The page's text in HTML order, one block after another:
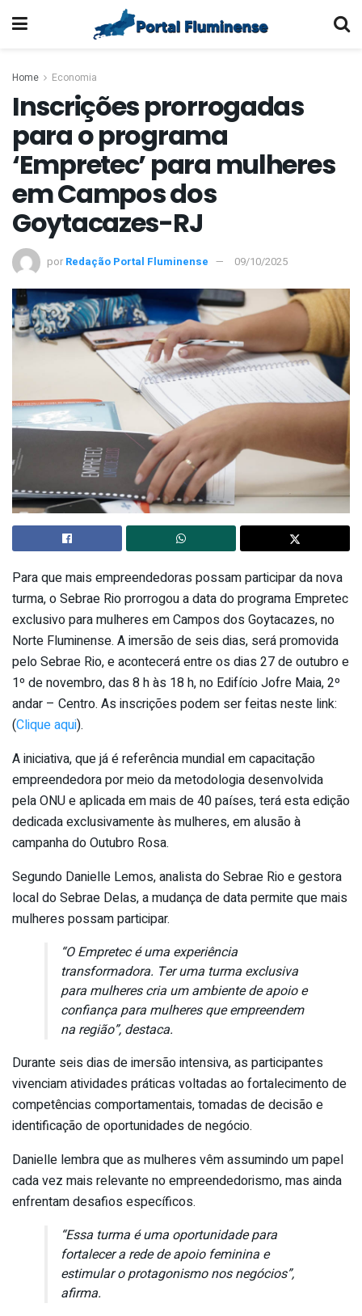
Home Economia
Inscrições prorrogadas
para o programa
‘Empretec’ para mulheres
em Campos dos
Goytacazes-RJ
por Redação Portal Fluminense 09/10/2025
Para que mais empreendedoras possam participar da nova
turma, o Sebrae Rio prorrogou a data do programa Empretec
exclusivo para mulheres em Campos dos Goytacazes, no
Norte Fluminense. A imersão de seis dias, será promovida
pelo Sebrae Rio, e acontecerá entre os dias 27 de outubro e
1º de novembro, das 8 h às 18 h, no Edifício Jofre Maia, 2º
andar – Centro. As inscrições podem ser feitas neste link:
(Clique aqui).
A iniciativa, que já é referência mundial em capacitação
empreendedora por meio da metodologia desenvolvida
pela ONU e aplicada em mais de 40 países, terá esta edição
dedicada exclusivamente às mulheres, em alusão à
campanha do Outubro Rosa.
Segundo Danielle Lemos, analista do Sebrae Rio e gestora
local do Sebrae Delas, a mudança de data permite que mais
mulheres possam participar.
“O Empretec é uma experiência
transformadora. Ter uma turma exclusiva
para mulheres cria um ambiente de apoio e
confiança para mulheres que empreendem
na região”, destaca.
Durante seis dias de imersão intensiva, as participantes
vivenciam atividades práticas voltadas ao fortalecimento de
competências comportamentais, tomadas de decisão e
identificação de oportunidades de negócio.
Danielle lembra que as mulheres vêm assumindo um papel
cada vez mais relevante no empreendedorismo, mas ainda
enfrentam desafios específicos.
“Essa turma é uma oportunidade para
fortalecer a rede de apoio feminina e
estimular o protagonismo nos negócios”,
afirma.